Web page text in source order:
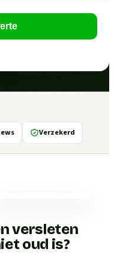
Verzekerd
versleten
oud is?